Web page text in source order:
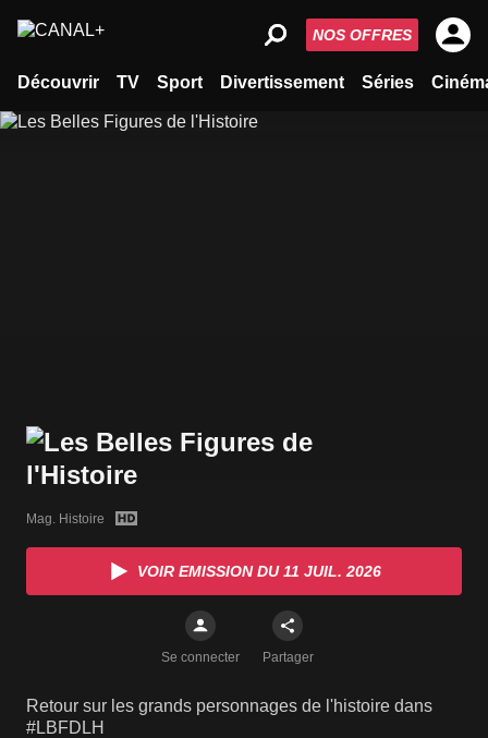
Découvrir TV Sport Divertissement Séries
NOS OFFRES
Mag. Histoire
VOIR EMISSION DU 11 JUIL. 2026
Se connecter Partager
Retour sur les grands personnages de l'histoire dans
#LBFDLH